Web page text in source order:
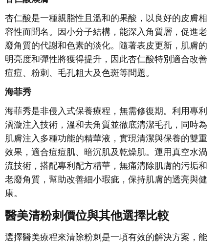
杏仁酸是一種親脂性且溫和的果酸，以良好的皮膚相
容性而聞名。因小分子結構，能深入角質層，促進老
廢角質的代謝和色素的淡化。隨著表皮更新，肌膚的
明亮度和彈性將獲得提升，因此杏仁酸特別適合改善
痘痘、粉刺、毛孔粗大及色斑等問題。
海菲秀
海菲秀是非侵入式保養療程，無需修復期。利用專利
渦漩注入技術，溫和去角質並徹底清潔毛孔，同時為
肌膚注入多種功能的精華液，實現清潔與保養的雙重
效果，適合痘痘肌、暗沉肌及乾燥肌。運用真空水渦
流技術，搭配專利配方精華，無痛清除肌膚的污垢和
老廢角質，幫助改善細小瑕疵，保持肌膚的透亮與健
康。
醫美清粉刺價位與其他選擇比較
選擇醫美療程來清除粉刺是一項有效的解決方案，能